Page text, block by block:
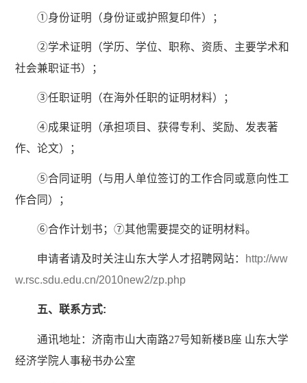
①身份证明（身份证或护照复印件）；
②学术证明（学历、学位、职称、资质、主要学术和
社会兼职证书）；
③任职证明（在海外任职的证明材料）；
④成果证明（承担项目、获得专利、奖励、发表著
作、论文）；
⑤合同证明（与用人单位签订的工作合同或意向性工
作合同）；
⑥合作计划书；⑦其他需要提交的证明材料。
申请者请及时关注山东大学人才招聘网站：
http://ww
w.rsc.sdu.edu.cn/2010new2/zp.php
五、联系方式:
通讯地址：济南市山大南路27号知新楼B座 山东大学
经济学院人事秘书办公室